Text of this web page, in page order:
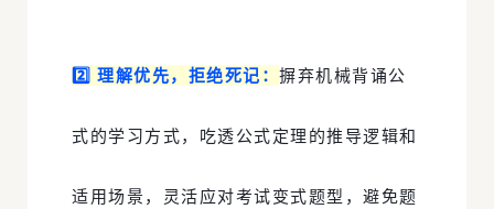
2️⃣ 理解优先，拒绝死记 ： 摒弃机械背诵公
式的学习方式，吃透公式定理的推导逻辑和
适用场景，灵活应对考试变式题型，避免题